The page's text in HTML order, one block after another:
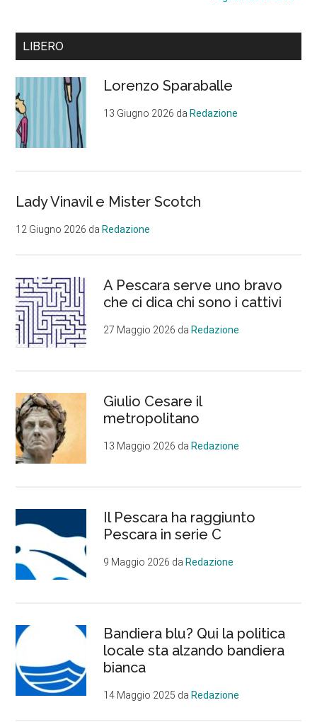
lavoro
e
Iniziativa
e
Isea
Barra
primaria
LIBERO
Lorenzo Sparaballe
13 Giugno 2026 daRedazione
Lady Vinavil e Mister Scotch
12 Giugno 2026 daRedazione
A Pescara serve uno bravo
che ci dica chi sono i cattivi
27 Maggio 2026 daRedazione
Giulio Cesare il
metropolitano
13 Maggio 2026 daRedazione
Il Pescara ha raggiunto
Pescara in serie C
9 Maggio 2026 daRedazione
Bandiera blu? Qui la politica
locale sta alzando bandiera
bianca
14 Maggio 2025 daRedazione